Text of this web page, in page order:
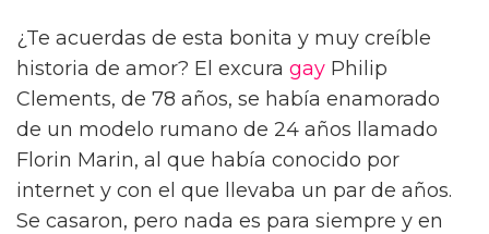
¿Te acuerdas de esta bonita y muy creíble
historia de amor? El excura gay Philip
Clements, de 78 años, se había enamorado
de un modelo rumano de 24 años llamado
Florin Marin, al que había conocido por
internet y con el que llevaba un par de años.
Se casaron, pero nada es para siempre y en